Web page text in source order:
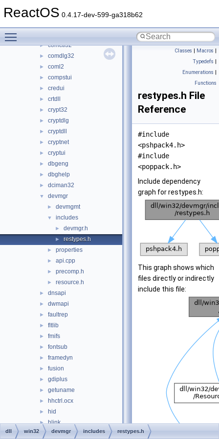
ReactOS 0.4.17-dev-599-ga318b62
► clusapi
► comctl32
► comdlg32
► coml2
► compstui
► credui
► crtdll
► crypt32
► cryptdlg
► cryptdll
► cryptnet
► cryptui
► dbgeng
► dbghelp
► dciman32
▼ devmgr
► devmgmt
▼ includes
► devmgr.h
► restypes.h
► properties
► api.cpp
► precomp.h
► resource.h
► dnsapi
► dwmapi
► faultrep
► fltlib
► fmifs
► fontsub
► framedyn
► fusion
► gdiplus
► getuname
► hhctrl.ocx
► hid
► hlink
► hnetcfg
Classes | Macros |
Typedefs |
Enumerations |
Functions
restypes.h File
Reference
#include
<pshpack4.h>
#include
<poppack.h>
Include dependency
graph for restypes.h:
This graph shows which
files directly or indirectly
include this file:
dll win32 devmgr includes restypes.h